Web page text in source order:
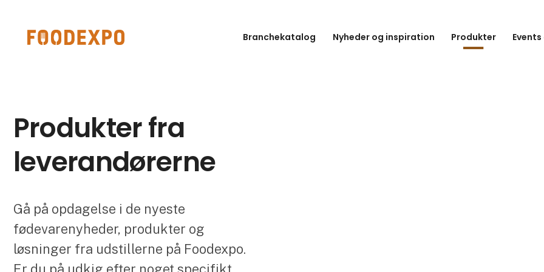
Branchekatalog Nyheder og inspiration Produkter
Produkter fra
leverandørerne
Gå på opdagelse i de nyeste
fødevarenyheder, produkter og
løsninger fra udstillerne på Foodexpo.